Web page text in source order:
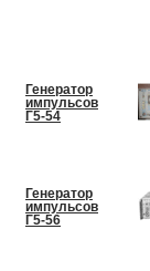
Генератор
импульсов
Г5-54
Генератор
импульсов
Г5-56